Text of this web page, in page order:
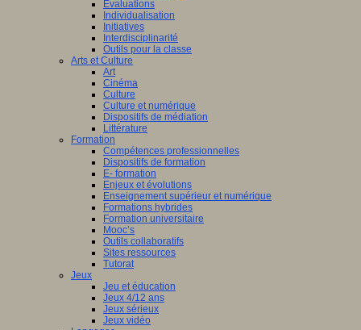
Evaluations
Individualisation
Initiatives
Interdisciplinarité
Outils pour la classe
Arts et Culture
Art
Cinéma
Culture
Culture et numérique
Dispositifs de médiation
Littérature
Formation
Compétences professionnelles
Dispositifs de formation
E- formation
Enjeux et évolutions
Enseignement supérieur et numérique
Formations hybrides
Formation universitaire
Mooc’s
Outils collaboratifs
Sites ressources
Tutorat
Jeux
Jeu et éducation
Jeux 4/12 ans
Jeux sérieux
Jeux vidéo